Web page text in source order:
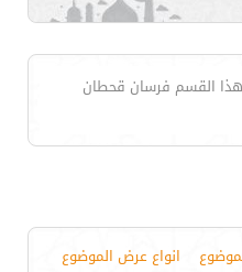
القسم فرسان قحطان
انواع عرض الموضوع